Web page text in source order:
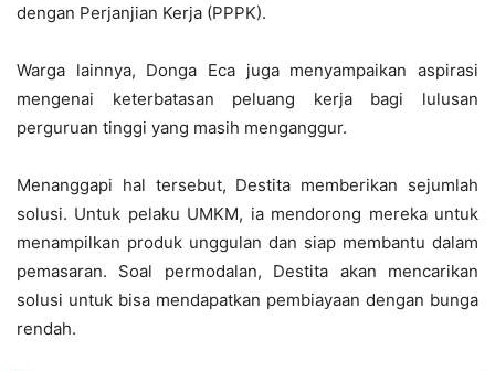
dengan Perjanjian Kerja (PPPK).
Warga lainnya, Donga Eca juga menyampaikan aspirasi
mengenai keterbatasan peluang kerja bagi lulusan
perguruan tinggi yang masih menganggur.
Menanggapi hal tersebut, Destita memberikan sejumlah
solusi. Untuk pelaku UMKM, ia mendorong mereka untuk
menampilkan produk unggulan dan siap membantu dalam
pemasaran. Soal permodalan, Destita akan mencarikan
solusi untuk bisa mendapatkan pembiayaan dengan bunga
rendah.